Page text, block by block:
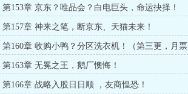
第153章 京东？唯品会？白电巨头，命运抉择！
第157章 神来之笔，断京东、天猫未来！
第160章 收购小鸭？分区洗衣机！（第三更，月票
加更）
第163章 无冕之王，鹅厂懊悔！
第166章 战略入股日日顺 ，友商惶恐！